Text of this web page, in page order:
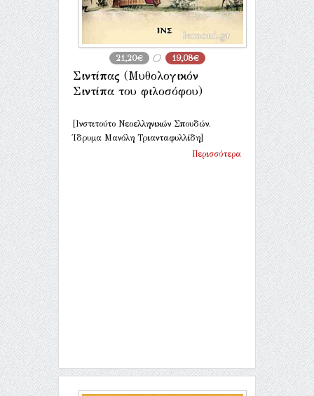
21,20€ 19,08€
Σιντίπας (Μυθολογικόν
Σιντίπα του φιλοσόφου)
[Ινστιτούτο Νεοελληνικών Σπουδών.
Ίδρυμα Μανόλη Τριανταφυλλίδη]
Περισσότερα